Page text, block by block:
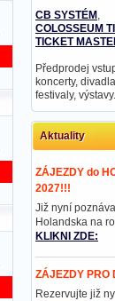
CB SYSTÉM ,
COLOSSEUM
TICKET
Předprodej
koncerty,
festivaly,
Aktuality
ZÁJEZDY do
2027!!!
Již nyní
Holandska na
KLIKNI ZDE:
ZÁJEZDY PRO
Rezervujte již